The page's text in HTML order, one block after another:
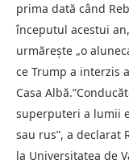
prima dată când
începutul acestui
urmăreşte „o
ce Trump a interzis
Casa
superputeri a lumii
sau rus”, a declarat
la Universitatea de